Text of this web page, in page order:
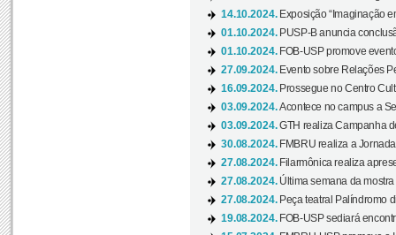
14.10.2024. Exposição “Imaginação
01.10.2024. PUSP-B anuncia
01.10.2024. FOB-USP promove
27.09.2024. Evento sobre Relações
16.09.2024. Prossegue no Centro
03.09.2024.Acontece no campus a
03.09.2024.GTH realiza Campanha
30.08.2024. FMBRU realiza a
27.08.2024. Filarmônica realiza
27.08.2024. Última semana da
27.08.2024. Peça teatral Palíndromo
19.08.2024. FOB-USP sediará